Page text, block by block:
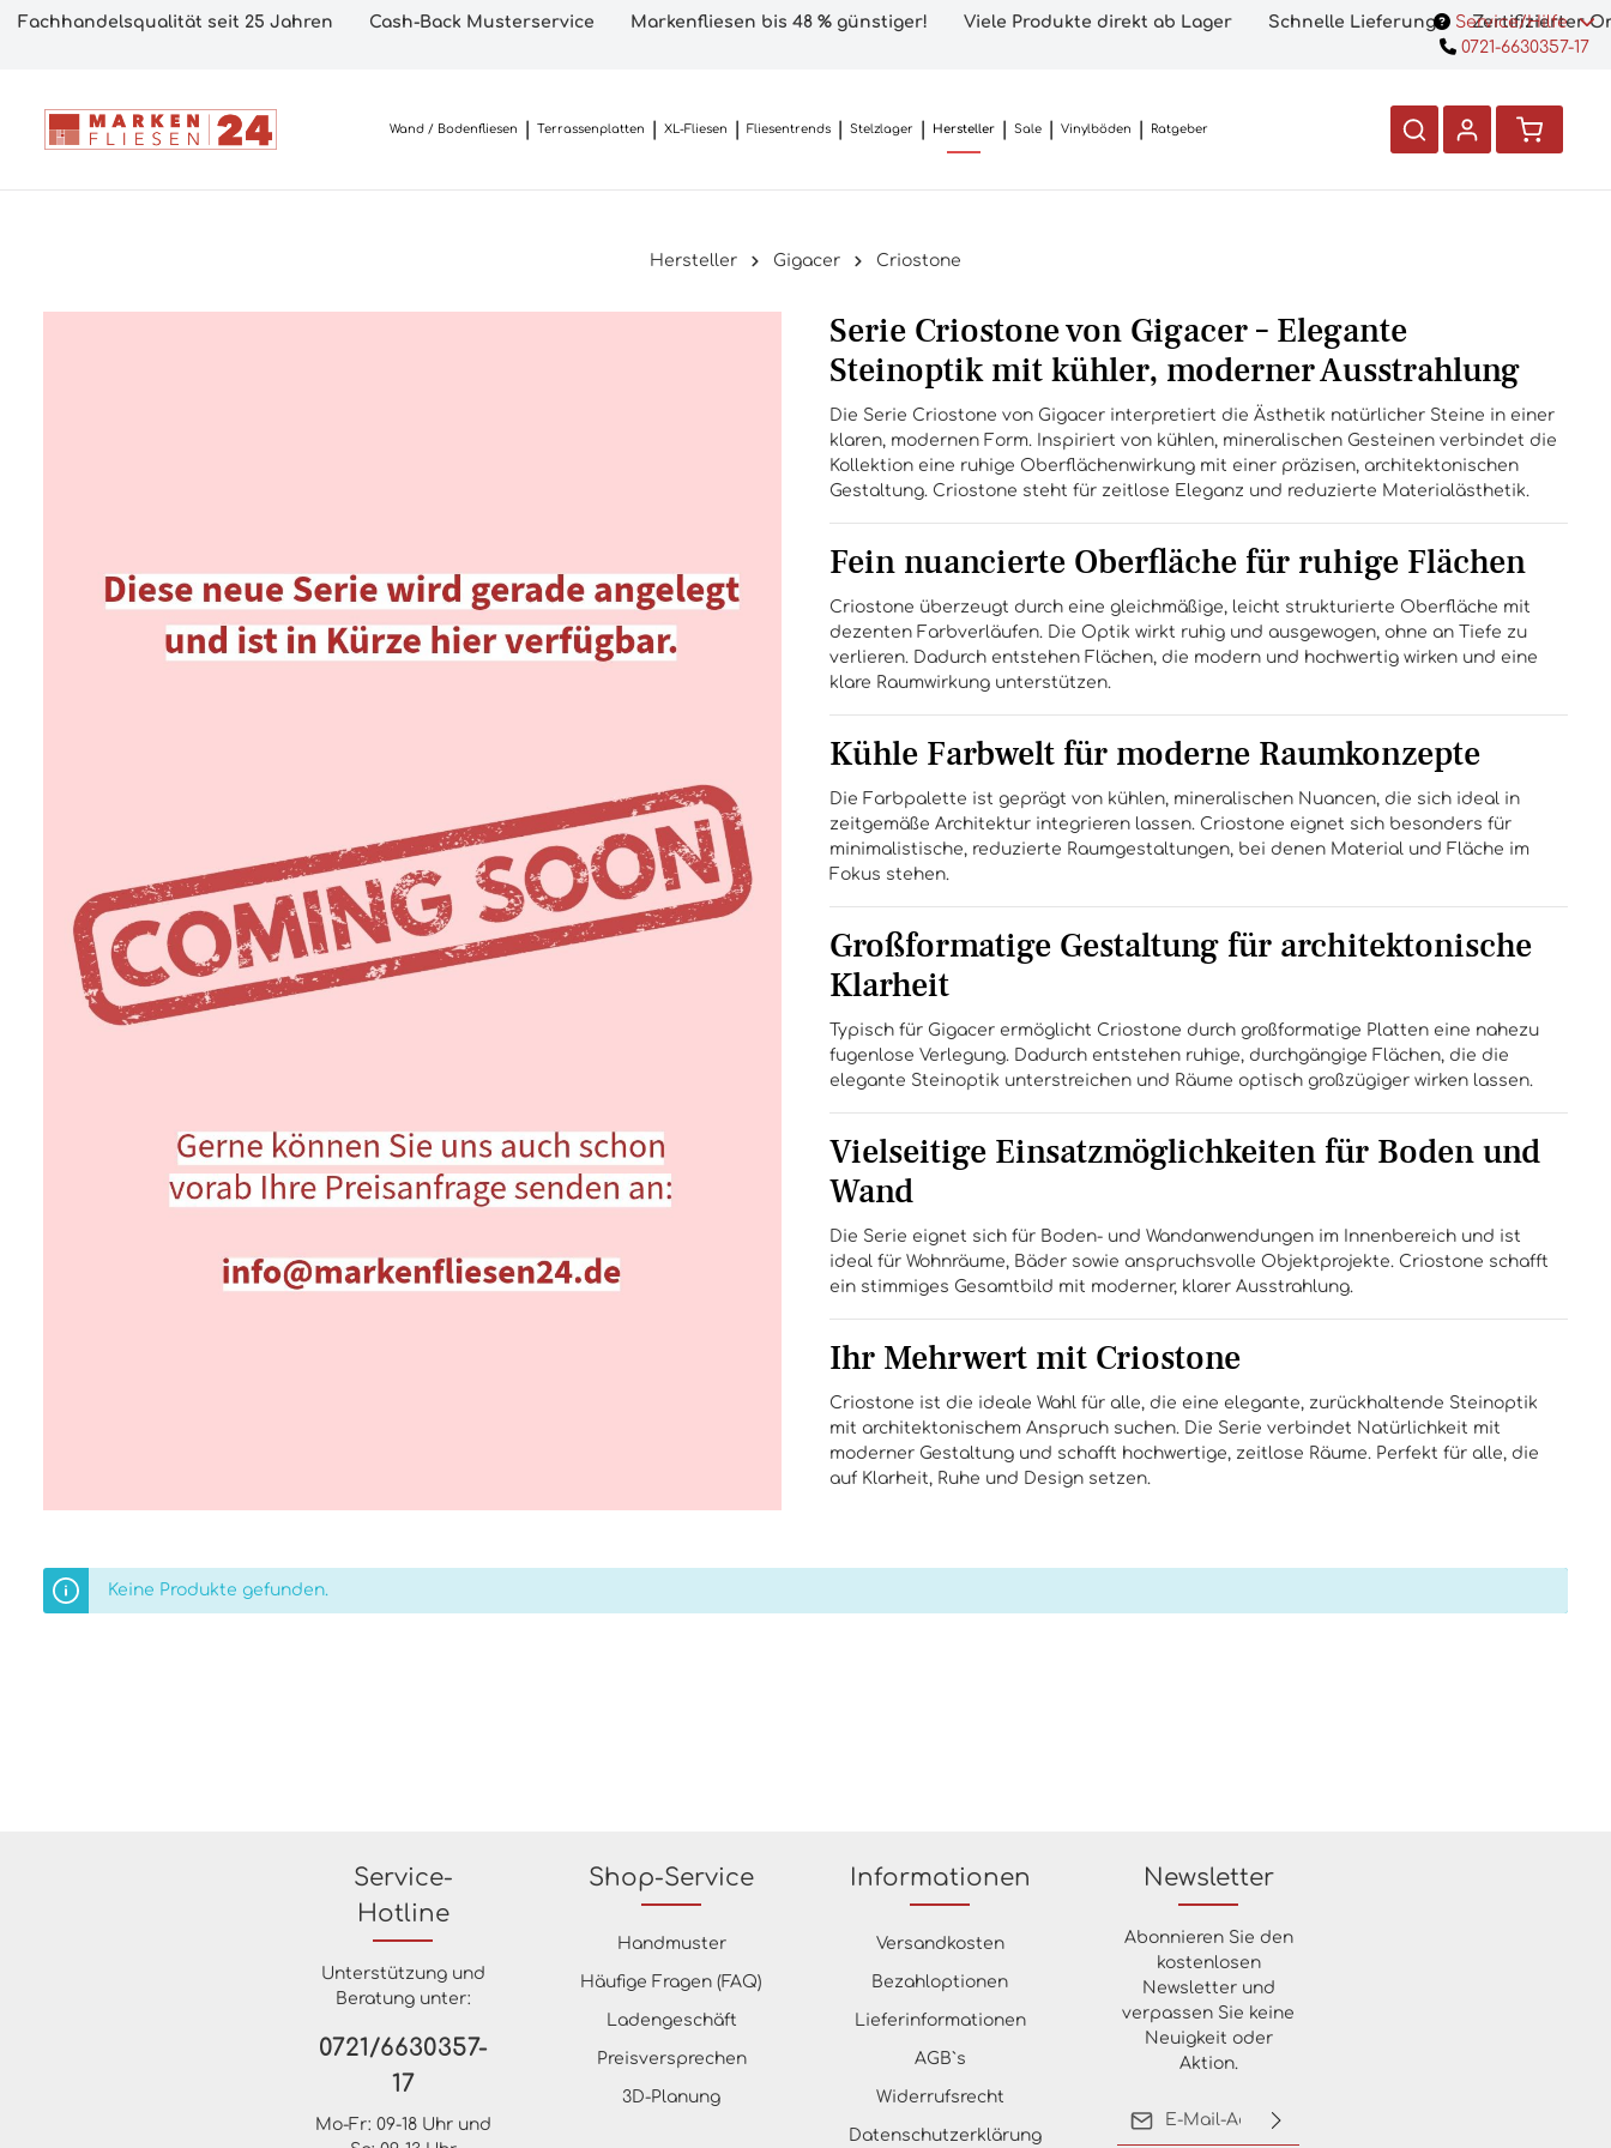
Fachhandelsqualität seit 25 Jahren Cash-Back Musterservice Markenfliesen bis 48 % günstiger! Viele Produkte direkt ab Lager Schnelle Lieferung Zertifizierter
Service/Hilfe
0721-6630357-17
Wand / Bodenfliesen Terrassenplatten XL-Fliesen Fliesentrends Stelzlager Hersteller Sale Vinylböden Ratgeber
Hersteller Gigacer Criostone
Serie Criostone von Gigacer – Elegante
Steinoptik mit kühler, moderner Ausstrahlung
Die Serie Criostone von Gigacer interpretiert die Ästhetik natürlicher Steine in einer
klaren, modernen Form. Inspiriert von kühlen, mineralischen Gesteinen verbindet die
Kollektion eine ruhige Oberflächenwirkung mit einer präzisen, architektonischen
Gestaltung. Criostone steht für zeitlose Eleganz und reduzierte Materialästhetik.
Fein nuancierte Oberfläche für ruhige Flächen
Criostone überzeugt durch eine gleichmäßige, leicht strukturierte Oberfläche mit
dezenten Farbverläufen. Die Optik wirkt ruhig und ausgewogen, ohne an Tiefe zu
verlieren. Dadurch entstehen Flächen, die modern und hochwertig wirken und eine
klare Raumwirkung unterstützen.
Kühle Farbwelt für moderne Raumkonzepte
Die Farbpalette ist geprägt von kühlen, mineralischen Nuancen, die sich ideal in
zeitgemäße Architektur integrieren lassen. Criostone eignet sich besonders für
minimalistische, reduzierte Raumgestaltungen, bei denen Material und Fläche im
Fokus stehen.
Großformatige Gestaltung für architektonische
Klarheit
Typisch für Gigacer ermöglicht Criostone durch großformatige Platten eine nahezu
fugenlose Verlegung. Dadurch entstehen ruhige, durchgängige Flächen, die die
elegante Steinoptik unterstreichen und Räume optisch großzügiger wirken lassen.
Vielseitige Einsatzmöglichkeiten für Boden und
Wand
Die Serie eignet sich für Boden- und Wandanwendungen im Innenbereich und ist
ideal für Wohnräume, Bäder sowie anspruchsvolle Objektprojekte. Criostone schafft
ein stimmiges Gesamtbild mit moderner, klarer Ausstrahlung.
Ihr Mehrwert mit Criostone
Criostone ist die ideale Wahl für alle, die eine elegante, zurückhaltende Steinoptik
mit architektonischem Anspruch suchen. Die Serie verbindet Natürlichkeit mit
moderner Gestaltung und schafft hochwertige, zeitlose Räume. Perfekt für alle, die
auf Klarheit, Ruhe und Design setzen.
Keine Produkte gefunden.
Newsletter
Abonnieren Sie den
kostenlosen
Newsletter und
verpassen Sie keine
Neuigkeit oder
Aktion.
Service-
Hotline
Unterstützung und
Beratung unter:
0721/6630357-
17
Mo-Fr: 09-18 Uhr und
Shop-Service
Handmuster
Häufige Fragen (FAQ)
Ladengeschäft
Preisversprechen
3D-Planung
Informationen
Versandkosten
Bezahloptionen
Lieferinformationen
AGB`s
Widerrufsrecht
Datenschutzerklärung